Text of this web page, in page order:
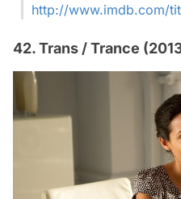
http://www.imdb.com/
42. Trans / Trance